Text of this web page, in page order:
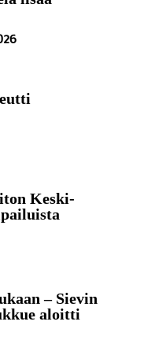
Keski-
– Sievin
aloitti